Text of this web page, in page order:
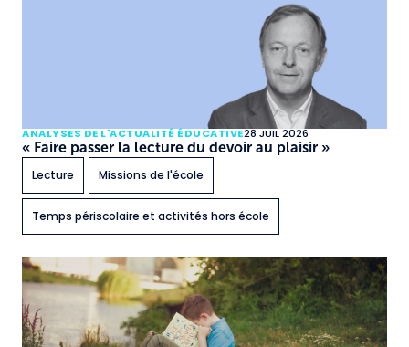
ANALYSES DE L'ACTUALITÉ ÉDUCATIVE28 JUIL 2026
« Faire passer la lecture du devoir au plaisir »
Lecture
Missions de l'école
Temps périscolaire et activités hors école